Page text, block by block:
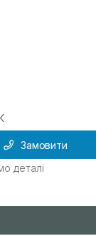
Замовити
деталі